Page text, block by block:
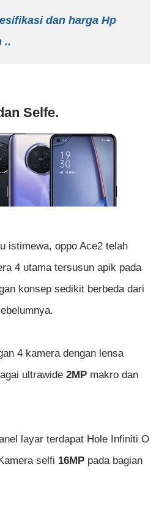
dan harga Hp
..
Selfe.
istimewa, oppo Ace2 telah
4 utama tersusun apik pada
konsep sedikit berbeda dari
4 kamera dengan lensa
ultrawide 2MP makro dan
layar terdapat Hole Infiniti O
selfi 16MP pada bagian